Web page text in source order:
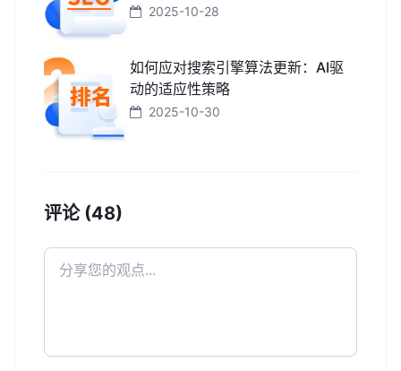
2025-10-28
如何应对搜索引擎算法更新：AI驱
动的适应性策略
2025-10-30
评论 (48)